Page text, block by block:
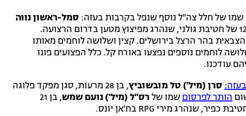
של חלל צה"ל נוסף שנפל בקרבות בעזה: סמל-ראשון נווה
, בן 20 מהיישוב מנוקדים, לוחם בגדוד 12 של חטיבת גולני, שנהרג מפיצוץ מטען בדרום הרצועה.
היום בשעה 16:00 בחלקה הצבאית בהר הרצל בירושלים. קצין ושלושה לוחמים מאותו
לוחמים נוספים נפצעו באורח קל. כלל הפצועים פונו
עודכנו.
סרן (מיל') טל מובשוביץ
, בן 28 מרעות, סגן מפקד פלוגה
הותר לפרסוםשמו של רס"ל (מיל') נועם שמש
, בן 21